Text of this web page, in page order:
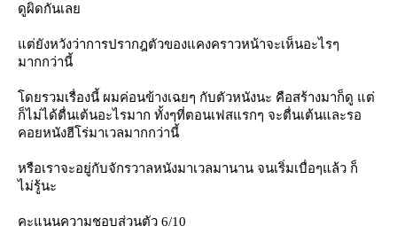
ดูผิดกันเล
ต่ยังหวังว่าการปรากฎตัวของแคงคราวหน้าจะเห็นอะไรๆ
มากกว่านี้
ดยรวมเรื่องนี้ ผมค่อนข้างเฉยๆ กับตัวหนังนะ คือสร้างมาก็ดู แต่
ก็ไม่ได้ตื่นเต้นอะไรมาก ทั้งๆที่ตอนเฟสแรกๆ จะตื่นเต้นและรอ
คอยหนังฮีโร่มาเวลมากกว่านี้
หรือเราจะอยู่กับจักรวาลหนังมาเวลมานาน จนเริ่มเบื่อๆแล้ว ก็
ไม่รู้นะ
คะแนนความชอบส่วนตัว 6/10